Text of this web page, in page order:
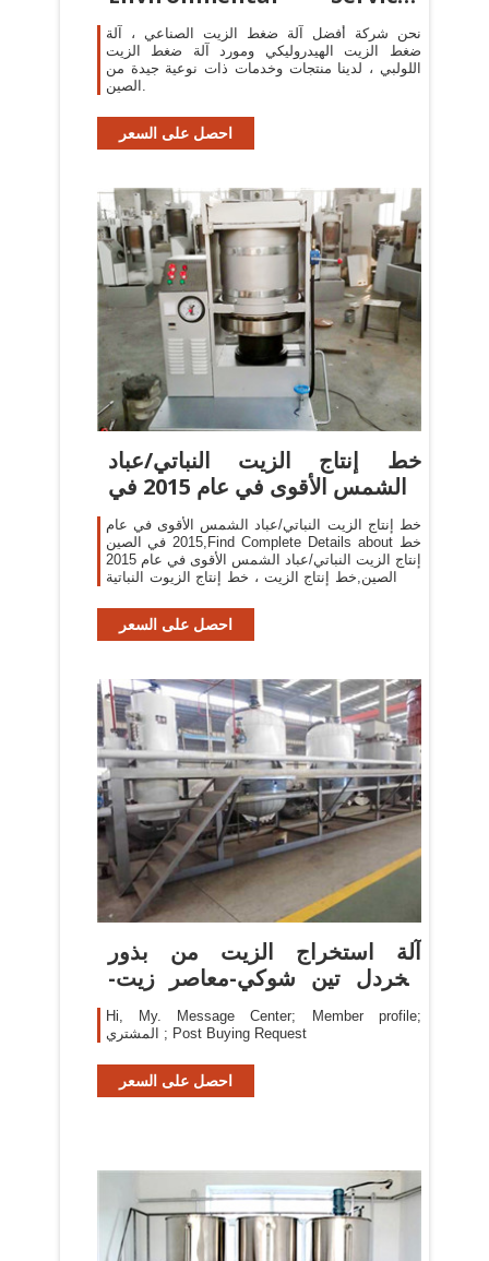
(EES)
نحن شركة أفضل آلة ضغط الزيت الصناعي ، آلة
ضغط الزيت الهيدروليكي ومورد آلة ضغط الزيت
اللولبي ، لدينا منتجات وخدمات ذات نوعية جيدة من
الصين.
احصل على السعر
خط إنتاج الزيت النباتي/عباد
الشمس الأقوى في عام 2015 في
خط إنتاج الزيت النباتي/عباد الشمس الأقوى في عام
2015 في الصين,Find Complete Details about خط
إنتاج الزيت النباتي/عباد الشمس الأقوى في عام 2015
في الصين,خط إنتاج الزيت ، خط إنتاج الزيوت النباتية
Supplier
احصل على السعر
آلة استخراج الزيت من بذور
الخردل تين شوكي-معاصر زيت-
معرف
Hi, My. Message Center; Member profile;
المشتري ; Post Buying Request
احصل على السعر